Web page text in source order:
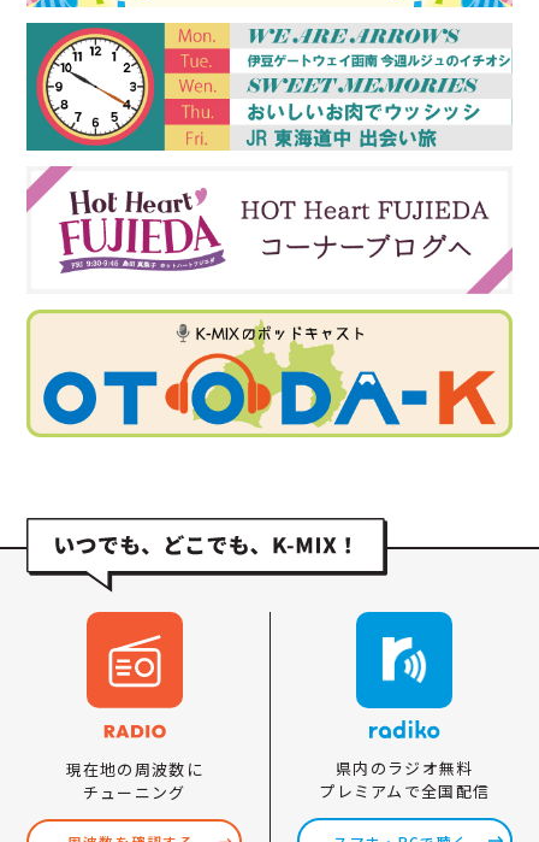
現在地の周波数に
チューニング
県内のラジオ無料
プレミアムで全国配信